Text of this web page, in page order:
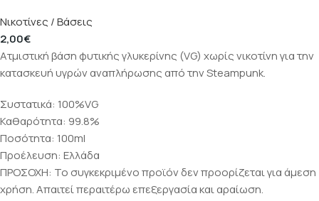
Νικοτίνες / Βάσεις
2,00€
Ατμιστική βάση φυτικής γλυκερίνης (VG) χωρίς νικοτίνη για την
κατασκευή υγρών αναπλήρωσης από την Steampunk.
Συστατικά: 100%VG
Καθαρότητα: 99.8%
Ποσότητα: 100ml
Προέλευση: Ελλάδα
ΠΡΟΣΟΧΗ: Το συγκεκριμένο προϊόν δεν προορίζεται για άμεση
χρήση. Απαιτεί περαιτέρω επεξεργασία και αραίωση.